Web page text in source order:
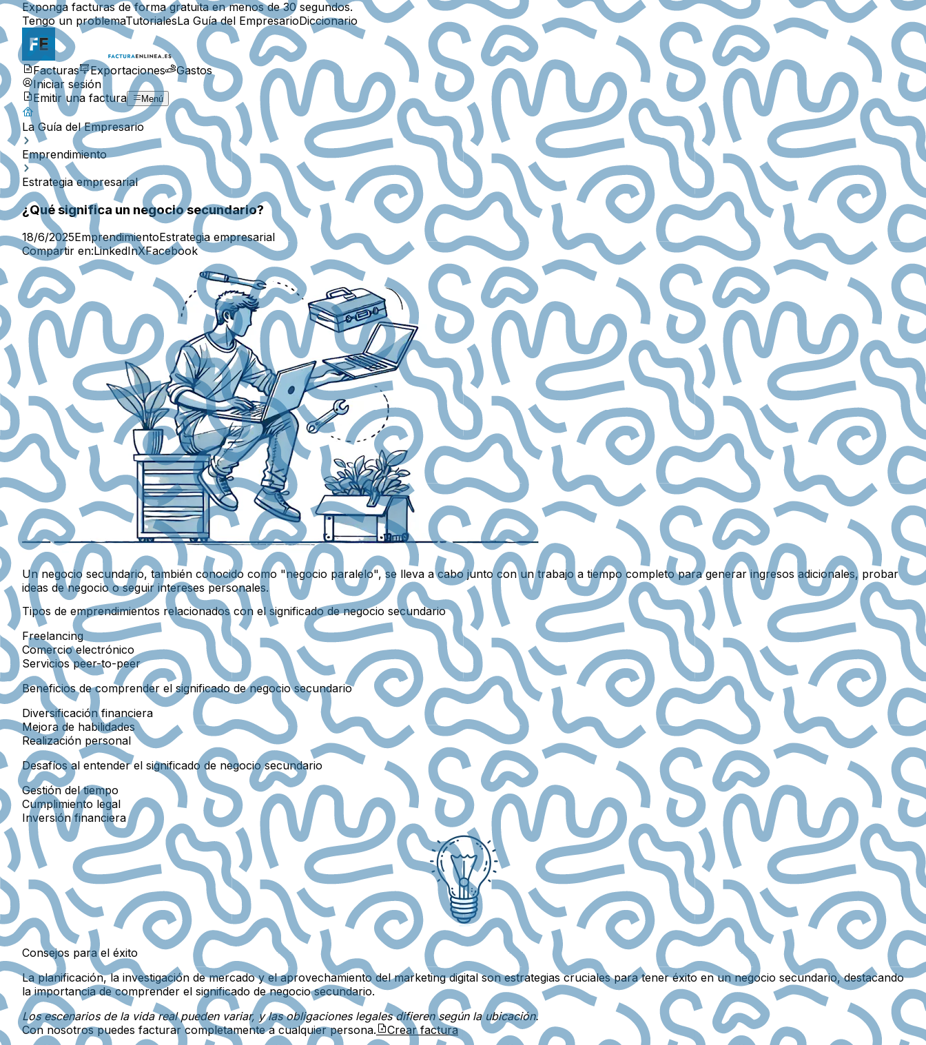
Exponga facturas de forma gratuita en menos de 30 segundos.
Tengo un problemaTutorialesLa Guía del EmpresarioDiccionario
Facturas Exportaciones
Gastos
Iniciar sesión
Emitir una factura
Menú
La Guía del Empresario
Emprendimiento
Estrategia empresarial
¿Qué significa un negocio secundario?
18/6/2025EmprendimientoEstrategia empresarial
Compartir en:LinkedInXFacebook
Un negocio secundario, también conocido como "negocio paralelo", se lleva a cabo junto con un trabajo a tiempo completo para generar ingresos adicionales, probar
ideas de negocio o seguir intereses personales.
Tipos de emprendimientos relacionados con el significado de negocio secundario
Freelancing
Comercio electrónico
Servicios peer-to-peer
Beneficios de comprender el significado de negocio secundario
Diversificación financiera
Mejora de habilidades
Realización personal
Desafíos al entender el significado de negocio secundario
Gestión del tiempo
Cumplimiento legal
Inversión financiera
Consejos para el éxito
La planificación, la investigación de mercado y el aprovechamiento del marketing digital son estrategias cruciales para tener éxito en un negocio secundario, destacando
la importancia de comprender el significado de negocio secundario.
Los escenarios de la vida real pueden variar, y las obligaciones legales difieren según la ubicación.
Con nosotros puedes facturar completamente a cualquier persona.
Crear factura